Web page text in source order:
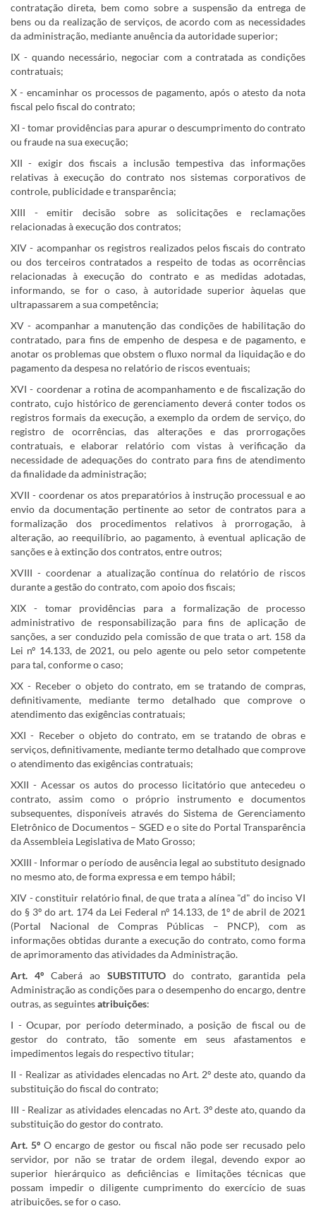
contratação direta, bem como sobre a suspensão da entrega de
bens ou da realização de serviços, de acordo com as necessidades
da administração, mediante anuência da autoridade superior;
IX - quando necessário, negociar com a contratada as condições
contratuais;
X - encaminhar os processos de pagamento, após o atesto da nota
fiscal pelo fiscal do contrato;
XI - tomar providências para apurar o descumprimento do contrato
ou fraude na sua execução;
XII - exigir dos fiscais a inclusão tempestiva das informações
relativas à execução do contrato nos sistemas corporativos de
controle, publicidade e transparência;
XIII - emitir decisão sobre as solicitações e reclamações
relacionadas à execução dos contratos;
XIV - acompanhar os registros realizados pelos fiscais do contrato
ou dos terceiros contratados a respeito de todas as ocorrências
relacionadas à execução do contrato e as medidas adotadas,
informando, se for o caso, à autoridade superior àquelas que
ultrapassarem a sua competência;
XV - acompanhar a manutenção das condições de habilitação do
contratado, para fins de empenho de despesa e de pagamento, e
anotar os problemas que obstem o fluxo normal da liquidação e do
pagamento da despesa no relatório de riscos eventuais;
XVI - coordenar a rotina de acompanhamento e de fiscalização do
contrato, cujo histórico de gerenciamento deverá conter todos os
registros formais da execução, a exemplo da ordem de serviço, do
registro de ocorrências, das alterações e das prorrogações
contratuais, e elaborar relatório com vistas à verificação da
necessidade de adequações do contrato para fins de atendimento
da finalidade da administração;
XVII - coordenar os atos preparatórios à instrução processual e ao
envio da documentação pertinente ao setor de contratos para a
formalização dos procedimentos relativos à prorrogação, à
alteração, ao reequilíbrio, ao pagamento, à eventual aplicação de
sanções e à extinção dos contratos, entre outros;
XVIII - coordenar a atualização contínua do relatório de riscos
durante a gestão do contrato, com apoio dos fiscais;
XIX - tomar providências para a formalização de processo
administrativo de responsabilização para fins de aplicação de
sanções, a ser conduzido pela comissão de que trata o art. 158 da
Lei nº 14.133, de 2021, ou pelo agente ou pelo setor competente
para tal, conforme o caso;
XX - Receber o objeto do contrato, em se tratando de compras,
definitivamente, mediante termo detalhado que comprove o
atendimento das exigências contratuais;
XXI - Receber o objeto do contrato, em se tratando de obras e
serviços, definitivamente, mediante termo detalhado que comprove
o atendimento das exigências contratuais;
XXII - Acessar os autos do processo licitatório que antecedeu o
contrato, assim como o próprio instrumento e documentos
subsequentes, disponíveis através do Sistema de Gerenciamento
Eletrônico de Documentos – SGED e o site do Portal Transparência
da Assembleia Legislativa de Mato Grosso;
XXIII - Informar o período de ausência legal ao substituto designado
no mesmo ato, de forma expressa e em tempo hábil;
XIV - constituir relatório final, de que trata a alínea "d" do inciso VI
do § 3º do art. 174 da Lei Federal nº 14.133, de 1º de abril de 2021
(Portal Nacional de Compras Públicas – PNCP), com as
informações obtidas durante a execução do contrato, como forma
de aprimoramento das atividades da Administração.
Art. 4º Caberá ao SUBSTITUTO do contrato, garantida pela
Administração as condições para o desempenho do encargo, dentre
outras, as seguintesatribuições:
I - Ocupar, por período determinado, a posição de fiscal ou de
gestor do contrato, tão somente em seus afastamentos e
impedimentos legais do respectivo titular;
II - Realizar as atividades elencadas no Art. 2º deste ato, quando da
substituição do fiscal do contrato;
III - Realizar as atividades elencadas no Art. 3º deste ato, quando da
substituição do gestor do contrato.
Art. 5º O encargo de gestor ou fiscal não pode ser recusado pelo
servidor, por não se tratar de ordem ilegal, devendo expor ao
superior hierárquico as deficiências e limitações técnicas que
possam impedir o diligente cumprimento do exercício de suas
atribuições, se for o caso.